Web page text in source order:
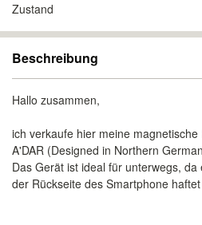
Zustand
Beschreibung
​Hallo zusammen,
​ich verkaufe hier meine
A'DAR (Designed in Northern
Das Gerät ist ideal für unterwegs,
der Rückseite des Smartphone